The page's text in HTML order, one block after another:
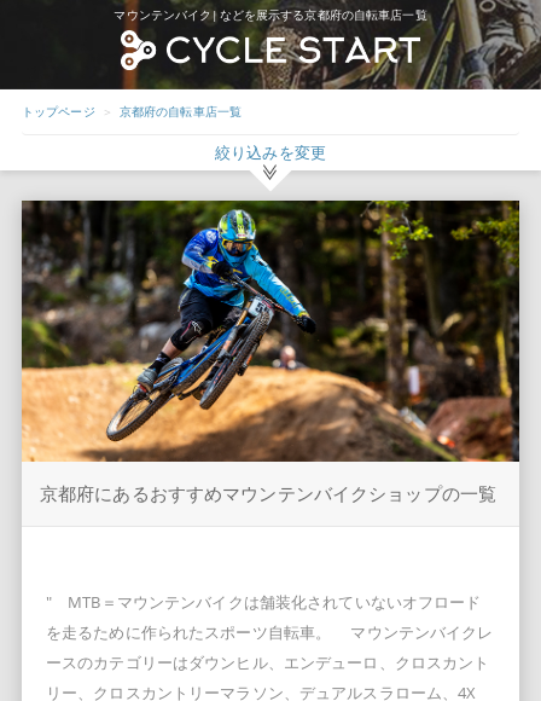
マウンテンバイク|などを展示する京都府の自転車店一覧
トップページ 京都府の自転車店一覧
絞り込みを変更
京都府にあるおすすめマウンテンバイクショップの一覧
" MTB＝マウンテンバイクは舗装化されていないオフロード
を走るために作られたスポーツ自転車。 マウンテンバイクレ
ースのカテゴリーはダウンヒル、エンデューロ、クロスカント
リー、クロスカントリーマラソン、デュアルスラローム、4X